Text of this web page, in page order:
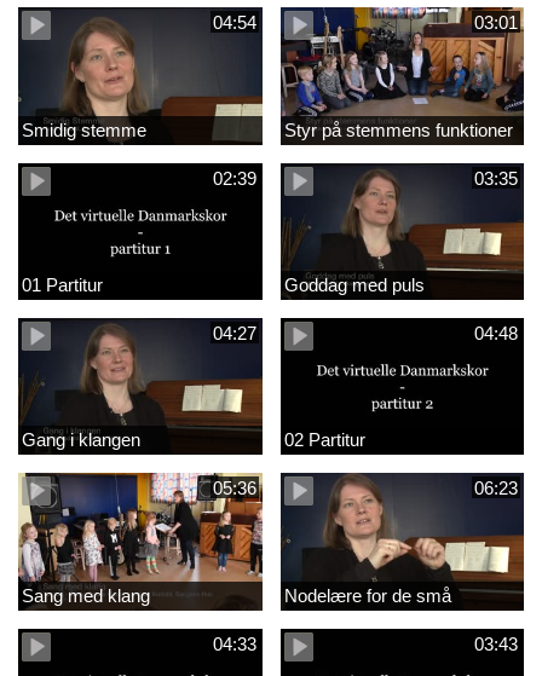
04:54
Smidig stemme
03:01
Styr på stemmens funktioner
02:39
01 Partitur
03:35
Goddag med puls
04:27
Gang i klangen
04:48
02 Partitur
05:36
Sang med klang
06:23
Nodelære for de små
04:33 03:43